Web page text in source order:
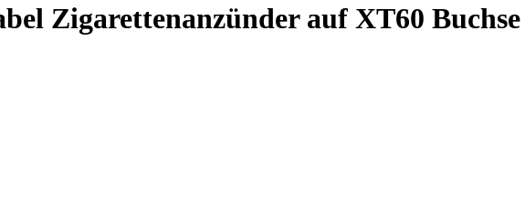
Zigarettenanzünder auf XT60